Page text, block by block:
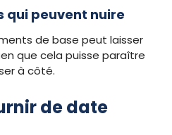
qui peuvent nuire
de base peut laisser
que cela puisse paraître
à côté.
de date